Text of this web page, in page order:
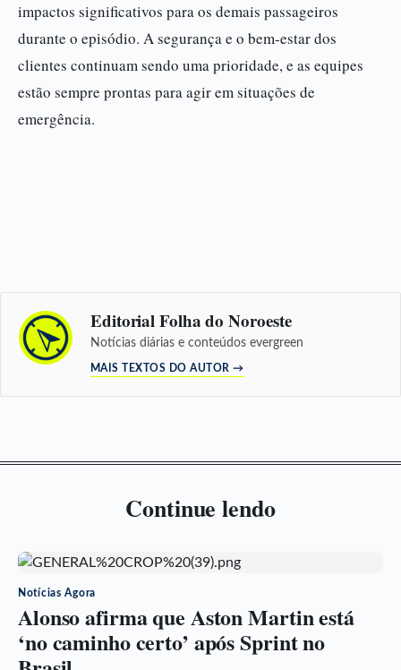
impactos significativos para os demais passageiros
durante o episódio. A segurança e o bem-estar dos
clientes continuam sendo uma prioridade, e as equipes
estão sempre prontas para agir em situações de
emergência.
Editorial Folha do Noroeste
Notícias diárias e conteúdos evergreen
MAIS TEXTOS DO AUTOR →
Continue lendo
Notícias Agora
Alonso afirma que Aston Martin está
‘no caminho certo’ após Sprint no